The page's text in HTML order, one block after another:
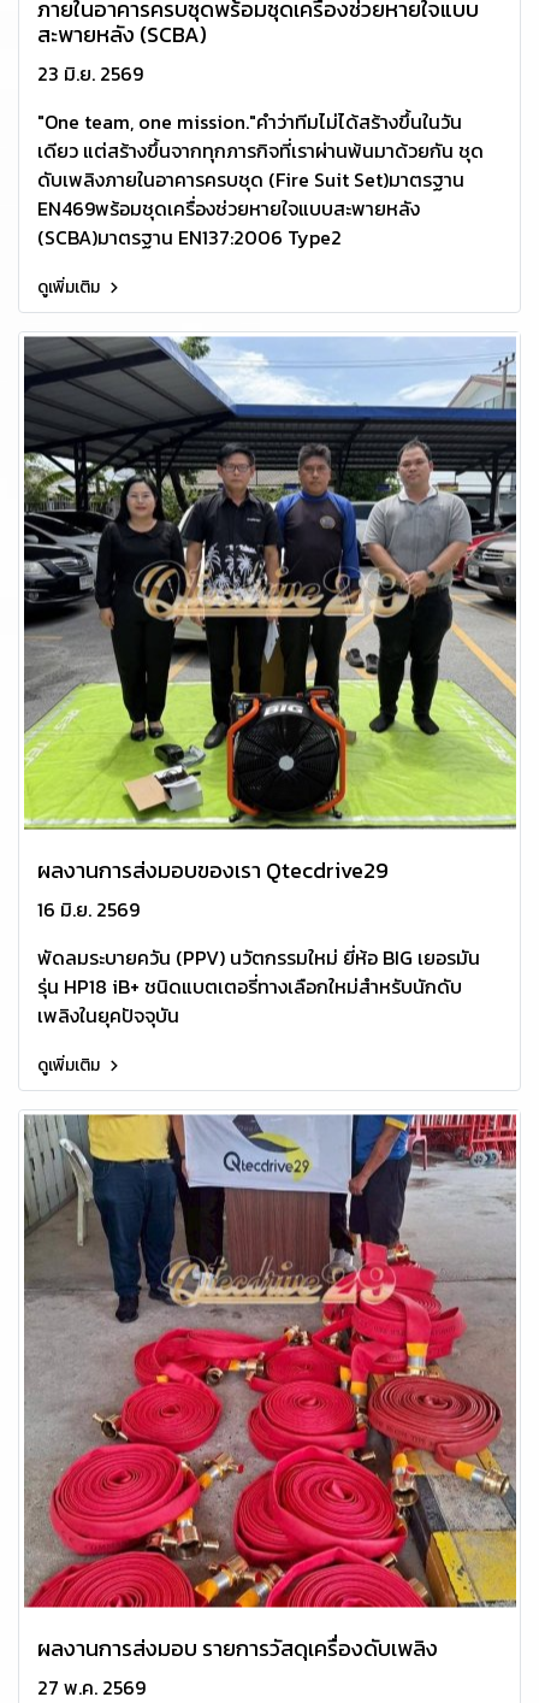
ภายในอาคารครบชุดพร้อมชุดเครื่องช่วยหายใจแบบ
สะพายหลัง (SCBA)
23 มิ.ย. 2569
"One team, one mission."คำว่าทีมไม่ได้สร้างขึ้นในวัน
เดียว แต่สร้างขึ้นจากทุกภารกิจที่เราผ่านพ้นมาด้วยกัน ชุด
ดับเพลิงภายในอาคารครบชุด (Fire Suit Set)มาตรฐาน
EN469พร้อมชุดเครื่องช่วยหายใจแบบสะพายหลัง
(SCBA)มาตรฐาน EN137:2006 Type2
ดูเพิ่มเติม
ผลงานการส่งมอบของเรา Qtecdrive29
16 มิ.ย. 2569
️พัดลมระบายควัน (PPV) นวัตกรรมใหม่ ยี่ห้อ BIG เยอรมัน
รุ่น HP18 iB+ ชนิดแบตเตอรี่ทางเลือกใหม่สำหรับนักดับ
เพลิงในยุคปัจจุบัน
ดูเพิ่มเติม
ผลงานการส่งมอบ รายการวัสดุเครื่องดับเพลิง
27 พ.ค. 2569